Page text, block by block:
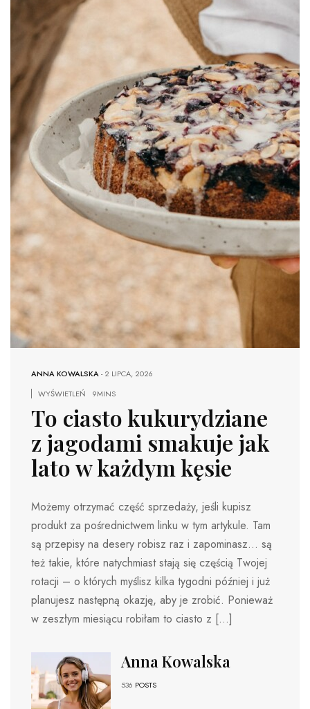
ANNA KOWALSKA-2 LIPCA, 2026
WYŚWIETLEŃ
9MINS
To ciasto kukurydziane
z jagodami smakuje jak
lato w każdym kęsie
Możemy otrzymać część sprzedaży, jeśli kupisz
produkt za pośrednictwem linku w tym artykule. Tam
są przepisy na desery robisz raz i zapominasz… są
też takie, które natychmiast stają się częścią Twojej
rotacji – o których myślisz kilka tygodni później i już
planujesz następną okazję, aby je zrobić. Ponieważ
w zeszłym miesiącu robiłam to ciasto z […]
Anna Kowalska
536 POSTS